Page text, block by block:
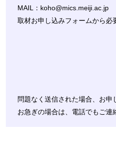
MAIL：koho@mics.meiji.ac.jp
取材お申し込みフォームから必
問題なく送信された場合、お申
お急ぎの場合は、電話でもご連